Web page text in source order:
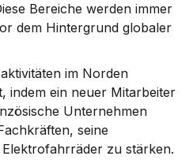
Bereiche werden immer
dem Hintergrund globaler
im Norden
indem ein neuer Mitarbeiter
Unternehmen
seine
zu stärken.